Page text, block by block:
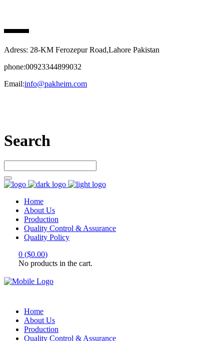
Adress: 28-KM Ferozepur Road,Lahore Pakistan
phone:00923344899032
Email:info@pakheim.com
Search
Home
About Us
Production
Quality Control & Assurance
Quality Policy
0 ($0.00)
No products in the cart.
Home
About Us
Production
Quality Control & Assurance